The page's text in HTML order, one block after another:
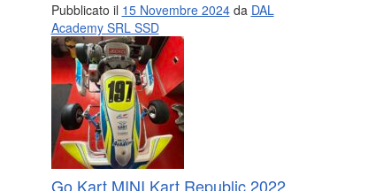
Pubblicato il 15 Novembre 2024da DAL
Academy SRL SSD
Go Kart MINI Kart Republic 2022